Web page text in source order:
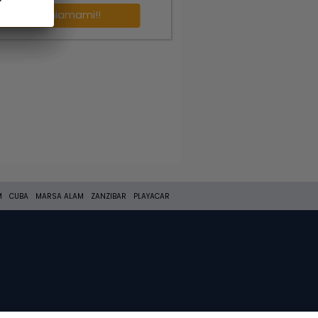
Richiamami!!
CUBA MARSA ALAM ZANZIBAR PLAYACAR